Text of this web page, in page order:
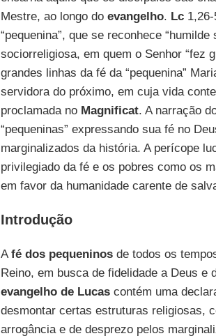
Mestre, ao longo do evangelho. Lc1,26-
“pequenina”, que se reconhece
sociorreligiosa, em quem o Senhor “fez
grandes linhas da fé da “pequenina”
servidora do próximo, em cuja vida
proclamada no Magnificat. A narração
“pequeninas” expressando sua fé no
marginalizados da história. A perícope
privilegiado da fé e os pobres como os
em favor da humanidade carente de
Introdução
Afé dos pequeninosde todos os
Reino, em busca de fidelidade a Deus e
evangelho de Lucascontém uma
desmontar certas estruturas religiosas,
arrogância e de desprezo pelos